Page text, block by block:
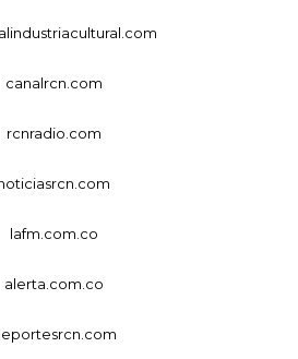
canalrcn.com
rcnradio.com
lafm.com.co
alerta.com.co